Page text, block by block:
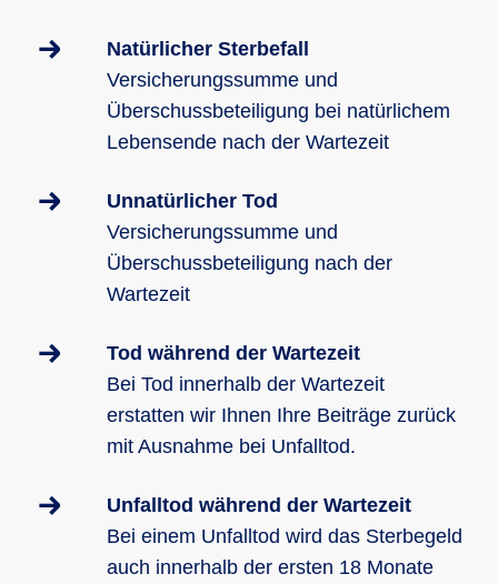
Natürlicher Sterbefall
Versicherungssumme und
Überschussbeteiligung bei natürlichem
Lebensende nach der Wartezeit
Unnatürlicher Tod
Versicherungssumme und
Überschussbeteiligung nach der
Wartezeit
Tod während der Wartezeit
Bei Tod innerhalb der Wartezeit
erstatten wir Ihnen Ihre Beiträge zurück
mit Ausnahme bei Unfalltod.
Unfalltod während der Wartezeit
Bei einem Unfalltod wird das Sterbegeld
auch innerhalb der ersten 18 Monate